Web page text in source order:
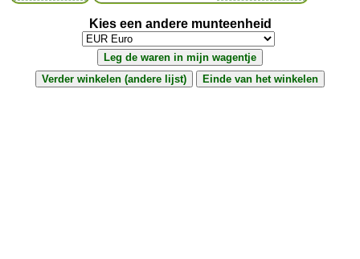
Kies een andere munteenheid